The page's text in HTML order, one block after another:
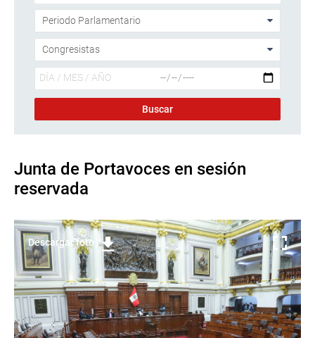
Junta de Portavoces en sesión
reservada
Descargar foto